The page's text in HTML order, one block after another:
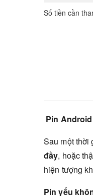
Pin
Sau một thời
đầy, hoặc
hiện tượng
Pin yếu